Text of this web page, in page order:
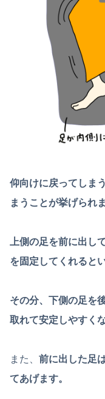
仰向けに戻ってしま
まうことが挙げられま
上側の足を前に出し
を固定してくれると
その分、下側の足を
取れて安定しやすく
また、 前に出した足
てあげます。